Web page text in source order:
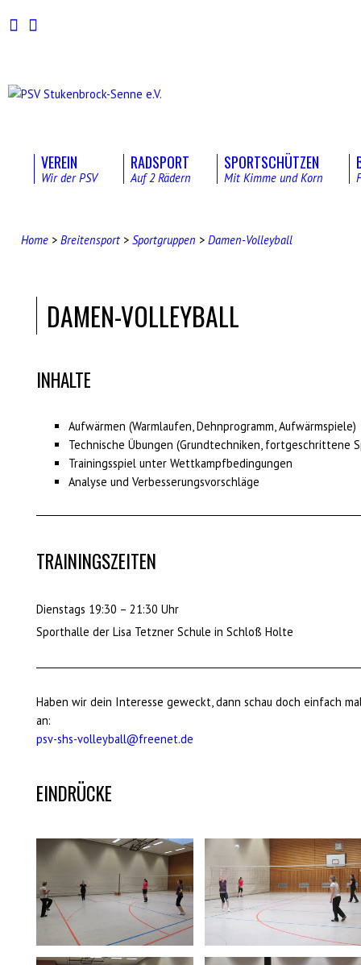
VEREIN
Wir der PSV
RADSPORT
Auf 2 Rädern
SPORTSCHÜTZEN
Mit Kimme und Korn
Home > Breitensport > Sportgruppen > Damen-Volleyball
DAMEN-VOLLEYBALL
INHALTE
Aufwärmen (Warmlaufen, Dehnprogramm, Aufwärmspiele)
Technische Übungen (Grundtechniken, fortgeschrittene
Trainingsspiel unter Wettkampfbedingungen
Analyse und Verbesserungsvorschläge
TRAININGSZEITEN
Dienstags 19:30 – 21:30 Uhr
Sporthalle der Lisa Tetzner Schule in Schloß Holte
Haben wir dein Interesse geweckt, dann schau doch einfach
an:
psv-shs-volleyball@freenet.de
EINDRÜCKE